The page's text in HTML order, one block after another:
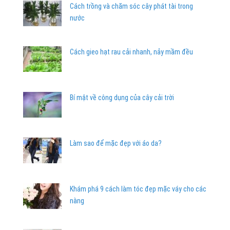
Cách trồng và chăm sóc cây phát tài trong
nước
Cách gieo hạt rau cải nhanh, nảy mầm đều
Bí mật về công dụng của cây cải trời
Làm sao để mặc đẹp với áo da?
Khám phá 9 cách làm tóc đẹp mặc váy cho các
nàng